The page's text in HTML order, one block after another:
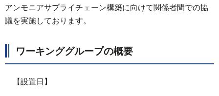
アンモニアサプライチェーン構築に向けて関係者間での協
議を実施しております。
ワーキンググループの概要
【設置日】